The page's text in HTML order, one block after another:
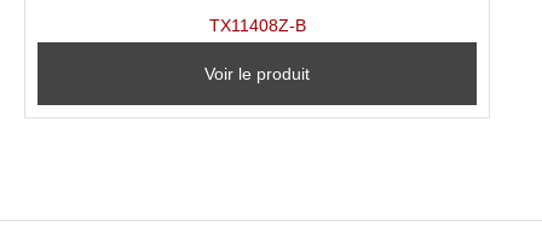
TX11408Z-B
Voir le produit